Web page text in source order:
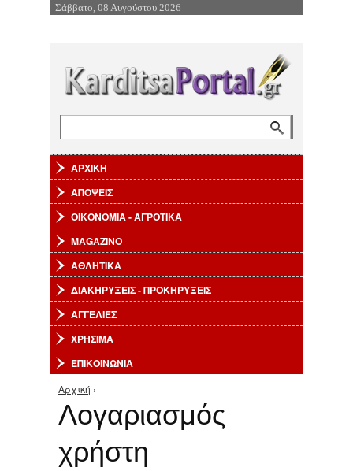
Επιστροφή στην Πλοήγηση
Σάββατο, 08 Αυγούστου 2026
ΑΡΧΙΚΗ
ΑΠΟΨΕΙΣ
ΟΙΚΟΝΟΜΙΑ - ΑΓΡΟΤΙΚΑ
MAGAZINO
ΑΘΛΗΤΙΚΑ
ΔΙΑΚΗΡΥΞΕΙΣ - ΠΡΟΚΗΡΥΞΕΙΣ
ΑΓΓΕΛΙΕΣ
ΧΡΗΣΙΜΑ
ΕΠΙΚΟΙΝΩΝΙΑ
Είστε εδώ
Αρχική ›
Λογαριασμός
χρήστη